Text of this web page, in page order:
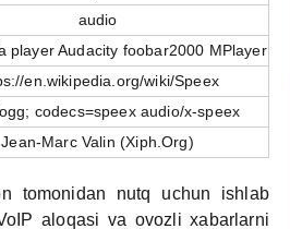
audio
player Audacity foobar2000 MPlayer
en.wikipedia.org/wiki/Speex
codecs=speex audio/x-speex
Jean-Marc Valin (Xiph.Org)
tomonidan nutq uchun ishlab
aloqasi va ovozli xabarlarni